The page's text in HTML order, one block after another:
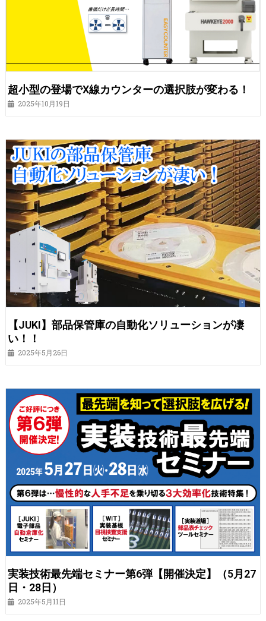
超小型の登場でX線カウンターの選択肢が変わる！
2025年10月19日
【JUKI】部品保管庫の自動化ソリューションが凄
い！！
2025年5月26日
実装技術最先端セミナー第6弾【開催決定】（5月27
日・28日）
2025年5月11日